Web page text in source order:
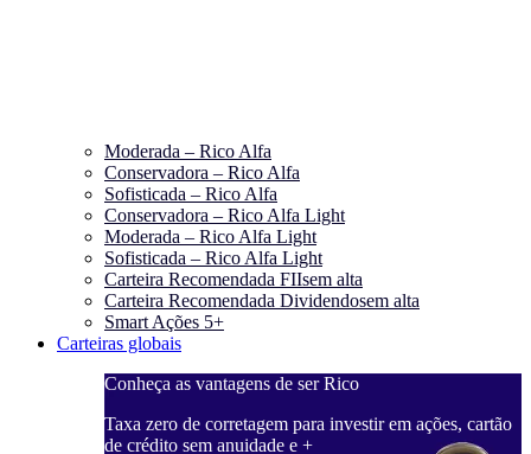
Moderada – Rico Alfa
Conservadora – Rico Alfa
Sofisticada – Rico Alfa
Conservadora – Rico Alfa Light
Moderada – Rico Alfa Light
Sofisticada – Rico Alfa Light
Carteira Recomendada FIIsem alta
Carteira Recomendada Dividendosem alta
Smart Ações 5+
Carteiras globais
Conheça as vantagens de ser Rico
Taxa zero de corretagem para investir em ações, cartão
de crédito sem anuidade e +